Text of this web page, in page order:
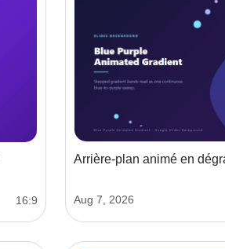
16:9
Arrière-plan animé en
Aug 7, 2026